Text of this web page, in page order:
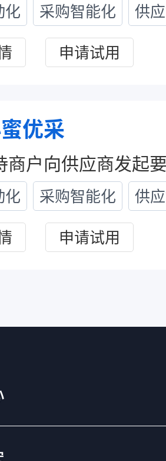
化 采购智能化
供
申请试用
优采
化 采购智能化
供
申请试用